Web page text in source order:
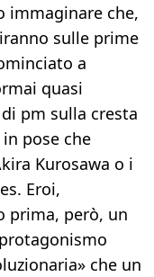
immaginare che,
sulle prime
a
quasi
pm sulla cresta
pose che
Kurosawa o i
Eroi,
prima, però, un
che un